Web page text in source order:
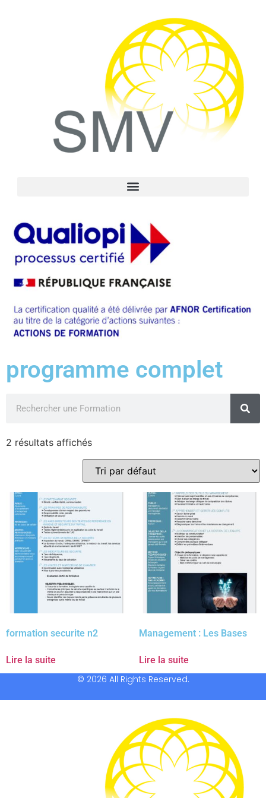
programme complet
2 résultats affichés
formation securite n2
Lire la suite
Management : Les Bases
Lire la suite
© 2026 All Rights Reserved.